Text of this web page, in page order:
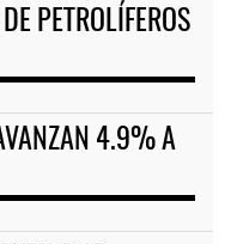
PETROLÍFEROS
4.9% A